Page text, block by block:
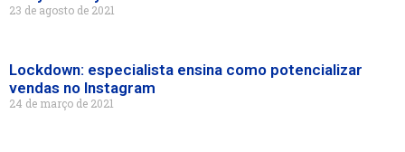
23 de agosto de 2021
Lockdown: especialista ensina como potencializar
vendas no Instagram
24 de março de 2021